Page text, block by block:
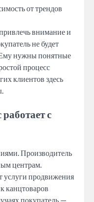
от трендов
внимание и
не будет
нужны понятные
процесс
клиентов здесь
с
Производитель
центрам.
услуги продвижения
канцтоваров
покупатель —